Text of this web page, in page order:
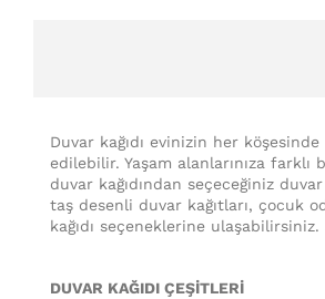
Duvar kağıdı evinizin her
edilebilir. Yaşam alanlarınıza
duvar kağıdından seçeceğiniz
taş desenli duvar kağıtları, çocuk
kağıdı seçeneklerine
DUVAR KAĞIDI ÇEŞİTLERİ